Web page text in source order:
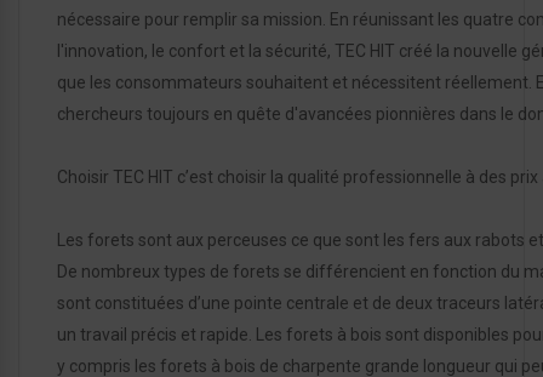
nécessaire pour remplir sa mission. En réunissant les quatre
l'innovation, le confort et la sécurité, TEC HIT créé la nouvelle
que les consommateurs souhaitent et nécessitent réellement.
chercheurs toujours en quête d'avancées pionnières dans le
Choisir TEC HIT c’est choisir la qualité professionnelle à des
Les forets sont aux perceuses ce que sont les fers aux rabots
De nombreux types de forets se différencient en fonction du
sont constituées d’une pointe centrale et de deux traceurs
un travail précis et rapide. Les forets à bois sont disponibles
y compris les forets à bois de charpente grande longueur qui